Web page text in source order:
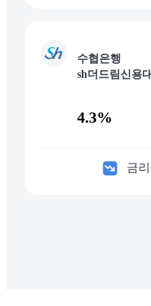
수협은행
sh더드림신용
4.3%
금